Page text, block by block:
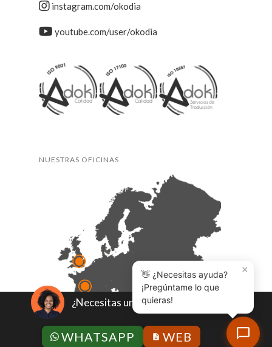
instagram.com/okodia
youtube.com/user/okodia
NUESTRAS OFICINAS
×
👋 ¿Necesitas ayuda?
¡Pregúntame lo que
quieras!
¿Necesitas un presupuesto?
WHATSAPP WEB